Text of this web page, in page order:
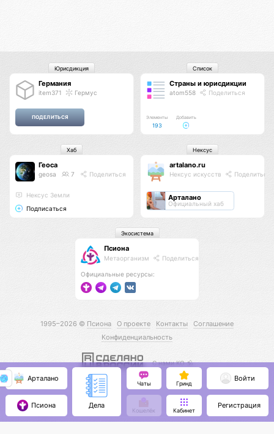
Германия
item371 Гермус
Юрисдикция
Страны и юрисдикции
atom558 Поделиться
Элементы
193
Добавить
Список
Геоса
geosa 7 Поделиться
Нексус Земли
Подписаться
Хаб
artalano.ru
Нексус искусств Поделиться
Арталано
Официальный хаб
Нексус
Псиона
Метаорганизм Поделиться
Официальные ресурсы:
Экосистема
1995–2026 © Псиона О проекте Контакты
Соглашение
Конфиденциальность
С нами КО 🕉️
Арталано
Псиона Дела
Чаты Гринд
Кошелёк Кабинет
Войти
Регистрация